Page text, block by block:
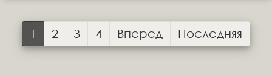
1 2 3 4 Вперед Последняя